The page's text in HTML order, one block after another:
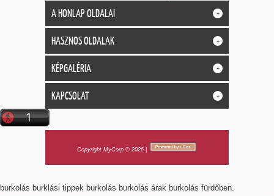
A HONLAP OLDALAI +
HASZNOS OLDALAK +
KÉPGALÉRIA +
KAPCSOLAT +
Copyright MyCorp © 2026|
burkolás burklási tippek burkolás burkolás árak burkolás fürdőben.